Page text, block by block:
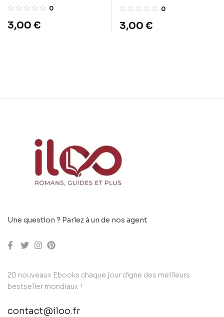
0
3,00 €
0
3,00 €
Une question ? Parlez à un de nos agent
20 nouveaux Ebooks chaque jour digne des meilleurs
bestseller mondiaux !
contact@iloo.fr